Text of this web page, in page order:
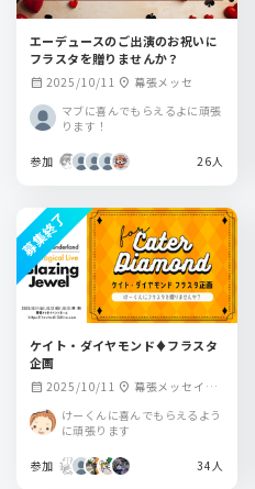
エーデュースのご出演のお祝いに
フラスタを贈りませんか？
calendar_month 2025/10/11 location_on 幕張メッセ
マブに喜んでもらえるよに頑張
ります！
参加 26人
ケイト・ダイヤモンド♦️フラスタ
企画
calendar_month 2025/10/11 location_on 幕張メッセイベ
けーくんに喜んでもらえるよう
に頑張ります
参加 34人
募集終了